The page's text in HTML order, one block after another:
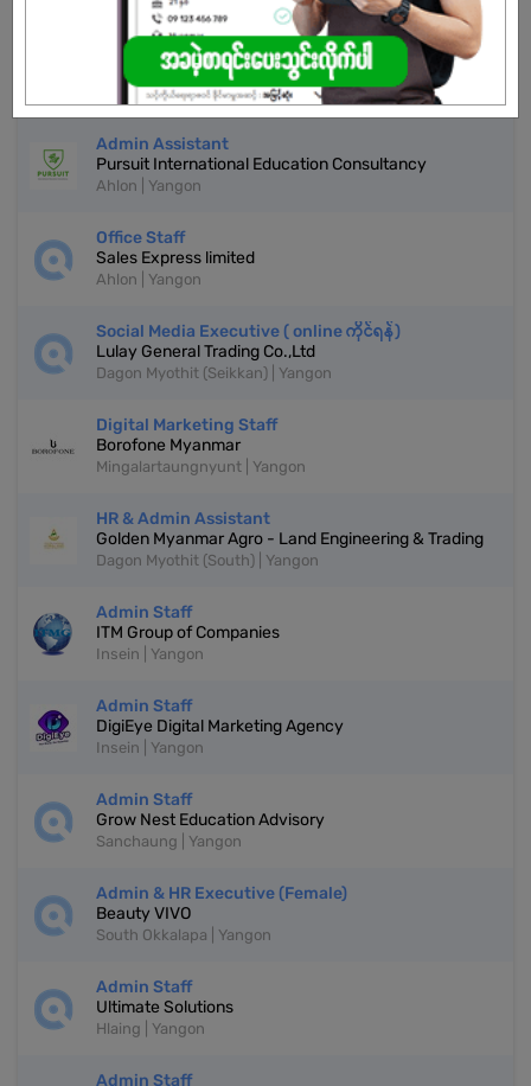
Page Admin & Customer Service Assistant
(Female)
Beauty Lounge - Skincare & Cosmetics
Ahlon | Yangon
Admin Assistant
Pursuit International Education Consultancy
Ahlon | Yangon
Office Staff
Sales Express limited
Ahlon | Yangon
Social Media Executive ( online ကိုင်ရန်)
Lulay General Trading Co.,Ltd
Dagon Myothit (Seikkan) | Yangon
Digital Marketing Staff
Borofone Myanmar
Mingalartaungnyunt | Yangon
HR & Admin Assistant
Golden Myanmar Agro - Land Engineering & Trading
Dagon Myothit (South) | Yangon
Admin Staff
ITM Group of Companies
Insein | Yangon
Admin Staff
DigiEye Digital Marketing Agency
Insein | Yangon
Admin Staff
Grow Nest Education Advisory
Sanchaung | Yangon
Admin & HR Executive (Female)
Beauty VIVO
South Okkalapa | Yangon
Admin Staff
Ultimate Solutions
Hlaing | Yangon
Admin Staff